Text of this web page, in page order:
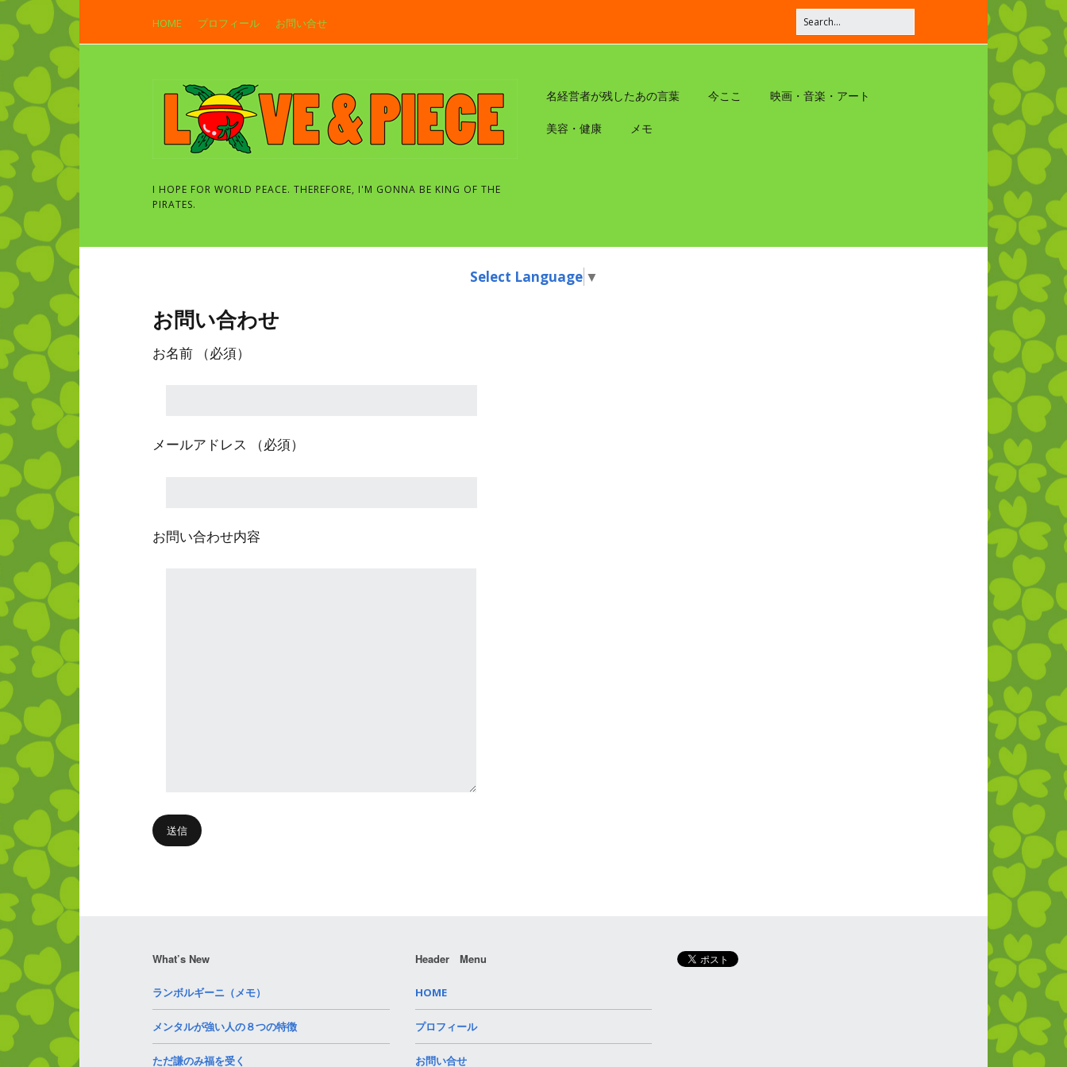
HOME プロフィール お問い合せ
I HOPE FOR WORLD PEACE. THEREFORE, I'M GONNA BE KING OF THE
PIRATES.
名経営者が残したあの言葉 今ここ 映画・音楽・アート
美容・健康 メモ
Select Language ▼
お問い合わせ
お名前 （必須）
メールアドレス （必須）
お問い合わせ内容
What’s New
ランボルギーニ（メモ）
メンタルが強い人の８つの特徴
ただ謙のみ福を受く
Header Menu
HOME
プロフィール
お問い合せ